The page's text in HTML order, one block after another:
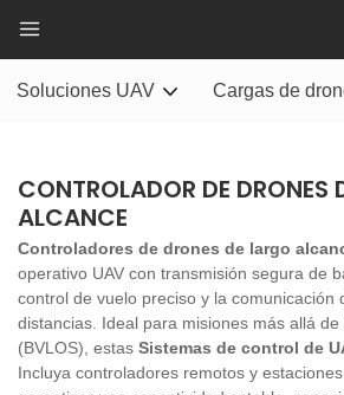
Soluciones UAV Cargas de
CONTROLADOR DE DRONES
ALCANCE
Controladores de drones de largo
operativo UAV con transmisión segura de
control de vuelo preciso y la comunicación
distancias. Ideal para misiones más allá
(BVLOS), estas Sistemas de control de
Incluya controladores remotos y